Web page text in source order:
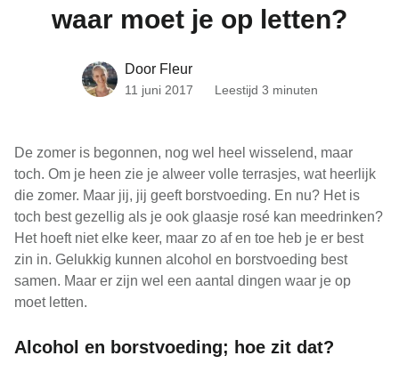
waar moet je op letten?
Door Fleur
11 juni 2017 Leestijd 3 minuten
De zomer is begonnen, nog wel heel wisselend, maar
toch. Om je heen zie je alweer volle terrasjes, wat heerlijk
die zomer. Maar jij, jij geeft borstvoeding. En nu? Het is
toch best gezellig als je ook glaasje rosé kan meedrinken?
Het hoeft niet elke keer, maar zo af en toe heb je er best
zin in. Gelukkig kunnen alcohol en borstvoeding best
samen. Maar er zijn wel een aantal dingen waar je op
moet letten.
Alcohol en borstvoeding; hoe zit dat?